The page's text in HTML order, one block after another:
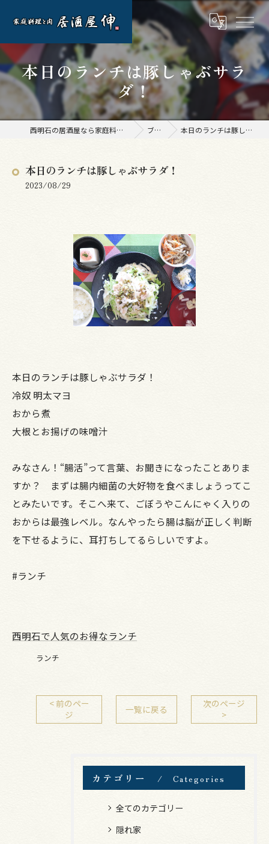
本日のランチは豚しゃぶサラ
ダ！
西明石の居酒屋なら家庭料理と肉 居酒屋 伸 ブログ 本日のランチは豚しゃぶサラダ！
本日のランチは豚しゃぶサラダ！
2023/08/29
本日のランチは豚しゃぶサラダ！
冷奴 明太マヨ
おから煮
大根とお揚げの味噌汁
みなさん！“腸活”って言葉、お聞きになったことありま
すか？ まずは腸内細菌の大好物を食べましょうってこ
とみたいです。そこへ来て、ごぼうやこんにゃく入りの
おからは最強レベル。なんやったら腸は脳が正しく判断
を下せるように、耳打ちしてるらしいですよ。
#ランチ
西明石で人気のお得なランチ
ランチ
< 前のペー
ジ
一覧に戻る
次のページ
>
カテゴリー Categories
全てのカテゴリー
隠れ家